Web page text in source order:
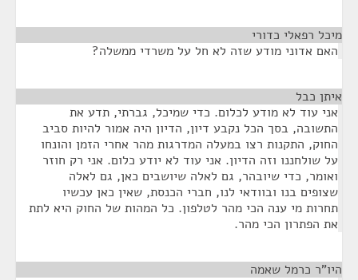
מיכל רפאלי כדורי
האם אדוני מודע שזה לא חל על משרדי ממשלה?
איתן כבל
אני עוד לא מודע לכלום. כדי שמיכל, גברתי, תדע את
התשובה, בסך הכל נקבע דיון, הדיון היה אמור להיות סביב
החוק, התקנות רצו במעלה המדרגות מהר אחרי הזמן והונחו
על שולחננו וזה הדיון. אני עוד לא יודע כלום. אני רק חוזר
ואומר, כדי שיובהר, גם לאלה שיושבים כאן, גם לאלה
שצופים בנו ובוודאי לנו, חברי הכנסת, שאין כאן עכשיו
תחרות מי ענה הכי מהר לטלפון. כל המהות של החוק היא לתת
את הפתרון הכי מהר.
היו"ר כרמל שאמה